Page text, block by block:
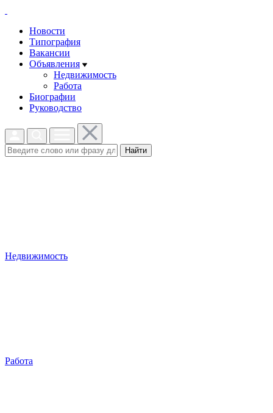
Новости
Типография
Вакансии
Объявления
Недвижимость
Работа
Биографии
Руководство
Найти
Недвижимость
Работа